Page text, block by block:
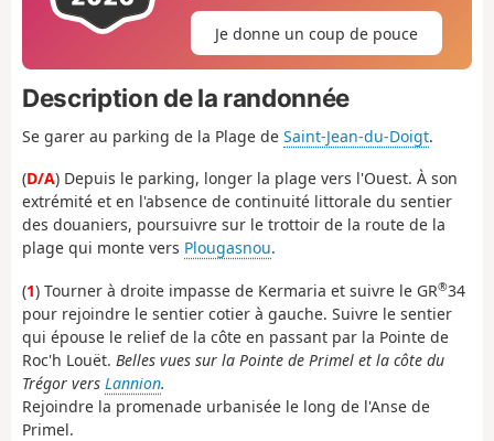
Je donne un coup de pouce
Description de la randonnée
Se garer au parking de la Plage de Saint-Jean-du-Doigt.
(D/A) Depuis le parking, longer la plage vers l'Ouest. À son
extrémité et en l'absence de continuité littorale du sentier
des douaniers, poursuivre sur le trottoir de la route de la
plage qui monte vers Plougasnou.
(1) Tourner à droite impasse de Kermaria et suivre le GR®34
pour rejoindre le sentier cotier à gauche. Suivre le sentier
qui épouse le relief de la côte en passant par la Pointe de
Roc'h Louët. Belles vues sur la Pointe de Primel et la côte du
Trégor vers Lannion.
Rejoindre la promenade urbanisée le long de l'Anse de
Primel.